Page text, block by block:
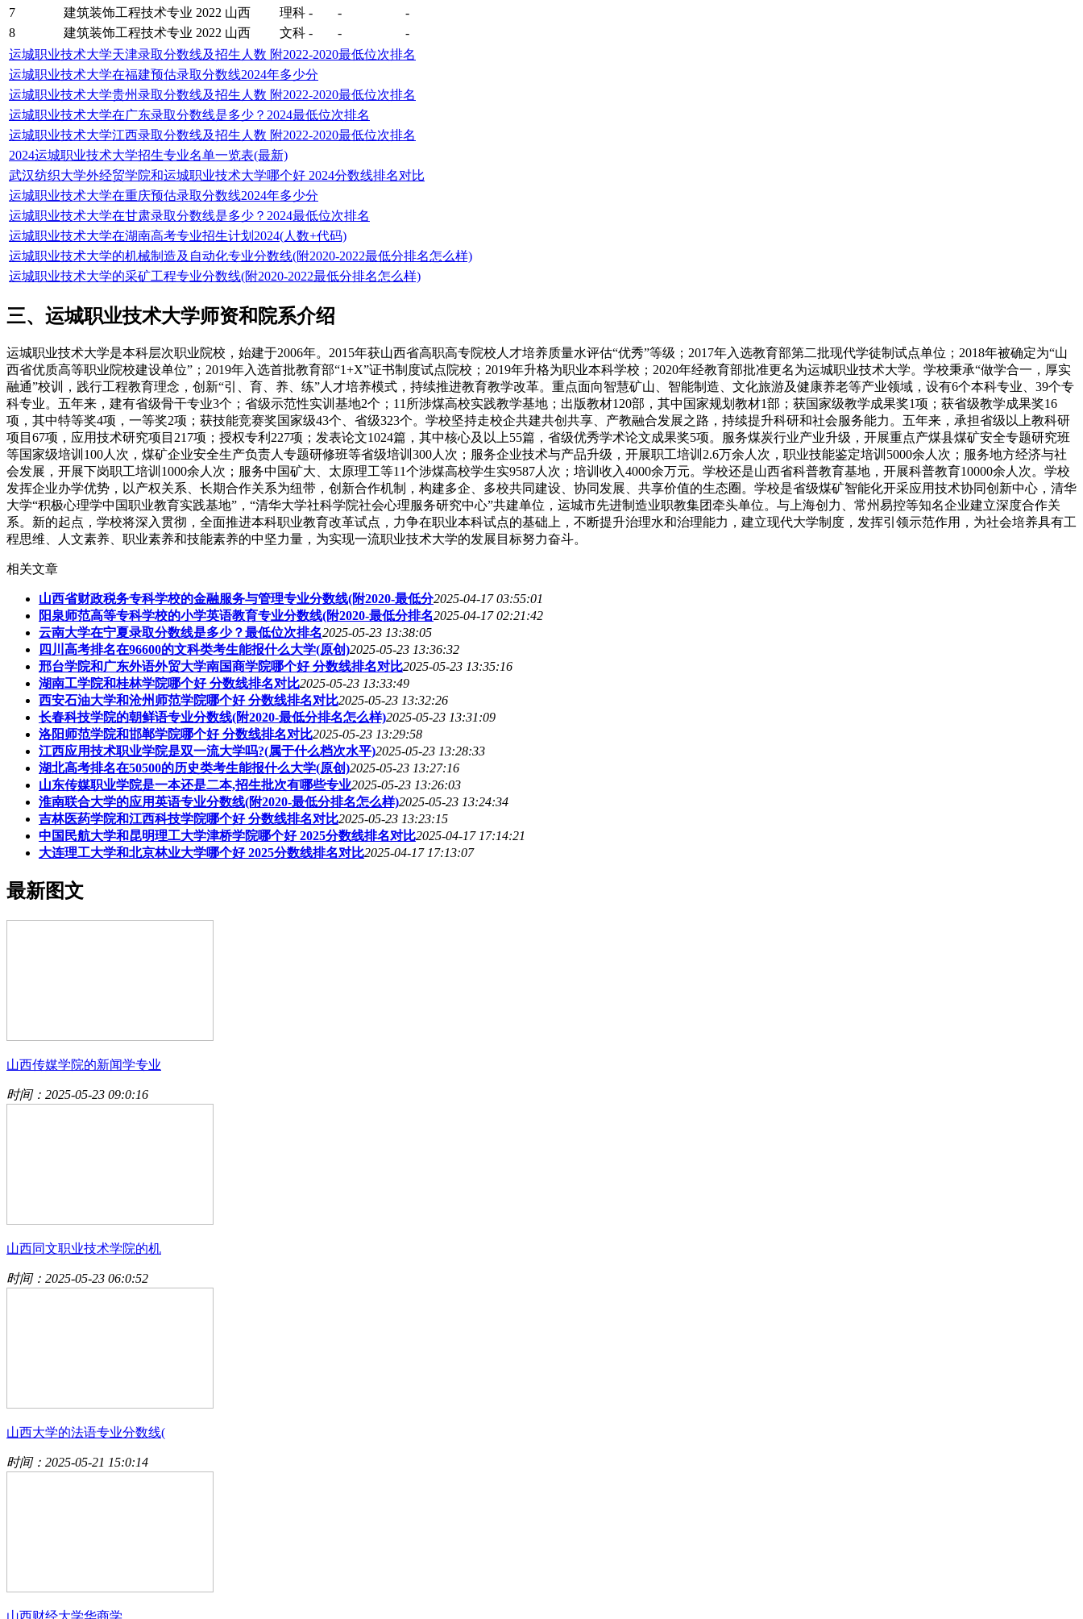
7
建筑装饰工程技术专业 2022 山西 理科 - -
-
8
建筑装饰工程技术专业 2022 山西 文科 - -
-
运城职业技术大学天津录取分数线及招生人数 附2022-2020最低位次排名
运城职业技术大学在福建预估录取分数线2024年多少分
运城职业技术大学贵州录取分数线及招生人数 附2022-2020最低位次排名
运城职业技术大学在广东录取分数线是多少？2024最低位次排名
运城职业技术大学江西录取分数线及招生人数 附2022-2020最低位次排名
2024运城职业技术大学招生专业名单一览表(最新)
武汉纺织大学外经贸学院和运城职业技术大学哪个好 2024分数线排名对比
运城职业技术大学在重庆预估录取分数线2024年多少分
运城职业技术大学在甘肃录取分数线是多少？2024最低位次排名
运城职业技术大学在湖南高考专业招生计划2024(人数+代码)
运城职业技术大学的机械制造及自动化专业分数线(附2020-2022最低分排名怎么样)
运城职业技术大学的采矿工程专业分数线(附2020-2022最低分排名怎么样)
三、运城职业技术大学师资和院系介绍
运城职业技术大学是本科层次职业院校，始建于2006年。2015年获山西省高职高专院校人才培养质量水评估“优秀”等级；2017年入选教育部第二批现代学徒制试点单位；2018年被确定为“山
西省优质高等职业院校建设单位”；2019年入选首批教育部“1+X”证书制度试点院校；2019年升格为职业本科学校；2020年经教育部批准更名为运城职业技术大学。学校秉承“做学合一，厚实
融通”校训，践行工程教育理念，创新“引、育、养、练”人才培养模式，持续推进教育教学改革。重点面向智慧矿山、智能制造、文化旅游及健康养老等产业领域，设有6个本科专业、39个专
科专业。五年来，建有省级骨干专业3个；省级示范性实训基地2个；11所涉煤高校实践教学基地；出版教材120部，其中国家规划教材1部；获国家级教学成果奖1项；获省级教学成果奖16
项，其中特等奖4项，一等奖2项；获技能竞赛奖国家级43个、省级323个。学校坚持走校企共建共创共享、产教融合发展之路，持续提升科研和社会服务能力。五年来，承担省级以上教科研
项目67项，应用技术研究项目217项；授权专利227项；发表论文1024篇，其中核心及以上55篇，省级优秀学术论文成果奖5项。服务煤炭行业产业升级，开展重点产煤县煤矿安全专题研究班
等国家级培训100人次，煤矿企业安全生产负责人专题研修班等省级培训300人次；服务企业技术与产品升级，开展职工培训2.6万余人次，职业技能鉴定培训5000余人次；服务地方经济与社
会发展，开展下岗职工培训1000余人次；服务中国矿大、太原理工等11个涉煤高校学生实9587人次；培训收入4000余万元。学校还是山西省科普教育基地，开展科普教育10000余人次。学校
发挥企业办学优势，以产权关系、长期合作关系为纽带，创新合作机制，构建多企、多校共同建设、协同发展、共享价值的生态圈。学校是省级煤矿智能化开采应用技术协同创新中心，清华
大学“积极心理学中国职业教育实践基地”，“清华大学社科学院社会心理服务研究中心”共建单位，运城市先进制造业职教集团牵头单位。与上海创力、常州易控等知名企业建立深度合作关
系。新的起点，学校将深入贯彻，全面推进本科职业教育改革试点，力争在职业本科试点的基础上，不断提升治理水和治理能力，建立现代大学制度，发挥引领示范作用，为社会培养具有工
程思维、人文素养、职业素养和技能素养的中坚力量，为实现一流职业技术大学的发展目标努力奋斗。
相关文章
山西省财政税务专科学校的金融服务与管理专业分数线(附2020-最低分2025-04-17 03:55:01
阳泉师范高等专科学校的小学英语教育专业分数线(附2020-最低分排名2025-04-17 02:21:42
云南大学在宁夏录取分数线是多少？最低位次排名2025-05-23 13:38:05
四川高考排名在96600的文科类考生能报什么大学(原创)2025-05-23 13:36:32
邢台学院和广东外语外贸大学南国商学院哪个好 分数线排名对比2025-05-23 13:35:16
湖南工学院和桂林学院哪个好 分数线排名对比2025-05-23 13:33:49
西安石油大学和沧州师范学院哪个好 分数线排名对比2025-05-23 13:32:26
长春科技学院的朝鲜语专业分数线(附2020-最低分排名怎么样)2025-05-23 13:31:09
洛阳师范学院和邯郸学院哪个好 分数线排名对比2025-05-23 13:29:58
江西应用技术职业学院是双一流大学吗?(属于什么档次水平)2025-05-23 13:28:33
湖北高考排名在50500的历史类考生能报什么大学(原创)2025-05-23 13:27:16
山东传媒职业学院是一本还是二本,招生批次有哪些专业2025-05-23 13:26:03
淮南联合大学的应用英语专业分数线(附2020-最低分排名怎么样)2025-05-23 13:24:34
吉林医药学院和江西科技学院哪个好 分数线排名对比2025-05-23 13:23:15
中国民航大学和昆明理工大学津桥学院哪个好 2025分数线排名对比2025-04-17 17:14:21
大连理工大学和北京林业大学哪个好 2025分数线排名对比2025-04-17 17:13:07
最新图文
山西传媒学院的新闻学专业
时间：2025-05-23 09:0:16
山西同文职业技术学院的机
时间：2025-05-23 06:0:52
山西大学的法语专业分数线(
时间：2025-05-21 15:0:14